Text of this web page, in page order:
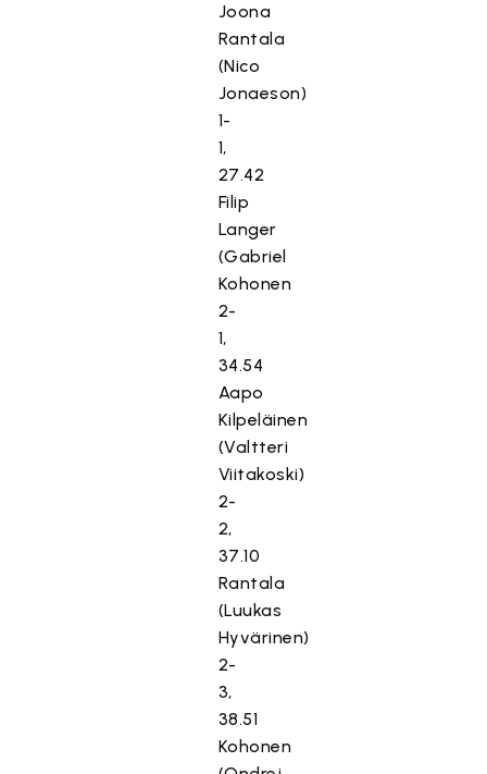
Joona
Rantala
(Nico
Jonaeson)
1-
1,
27.42
Filip
Langer
(Gabriel
Kohonen
2-
1,
34.54
Aapo
Kilpeläinen
(Valtteri
Viitakoski)
2-
2,
37.10
Rantala
(Luukas
Hyvärinen)
2-
3,
38.51
Kohonen